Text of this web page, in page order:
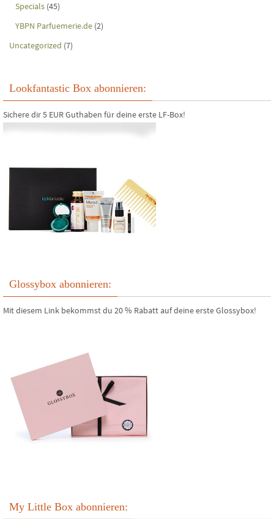
Specials (45)
YBPN Parfuemerie.de (2)
Uncategorized (7)
Lookfantastic Box abonnieren:
Sichere dir 5 EUR Guthaben für deine erste LF-Box!
Glossybox abonnieren:
Mit diesem Link bekommst du 20 % Rabatt auf deine erste Glossybox!
My Little Box abonnieren: